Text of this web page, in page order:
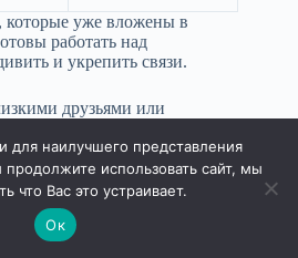
которые уже вложены в
работать над
и укрепить связи.
друзьями или
увидеть ситуацию под
ваших нужд и желаний.
ли я продолжать эти
для наилучшего представления
использовать сайт, мы
что Вас это устраивает.
Ок